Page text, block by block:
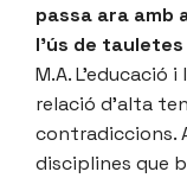
passa ara amb
l’ús de
M.A.
relació d’alta
contradiccions.
disciplines que